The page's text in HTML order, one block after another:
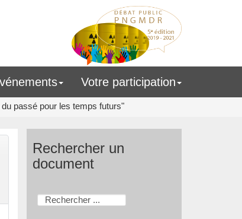
Votre participation
passé pour les temps futurs"
Rechercher un
document